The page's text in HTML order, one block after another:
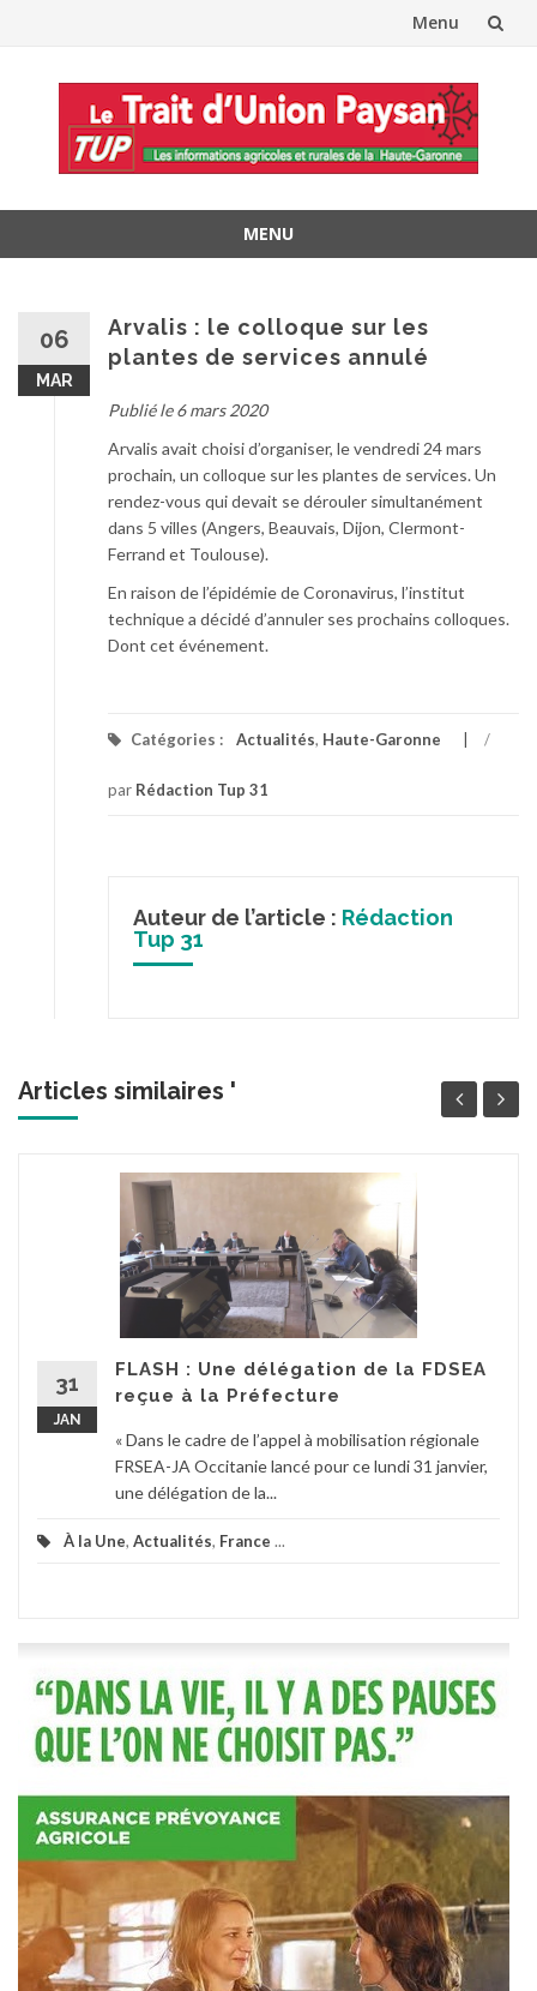
Menu
contenu
MENU
06
MAR
Arvalis : le colloque sur les
plantes de services annulé
Publié le 6 mars 2020
Arvalis avait choisi d’organiser, le vendredi 24 mars
prochain, un colloque sur les plantes de services. Un
rendez-vous qui devait se dérouler simultanément
dans 5 villes (Angers, Beauvais, Dijon, Clermont-
Ferrand et Toulouse).
En raison de l’épidémie de Coronavirus, l’institut
technique a décidé d’annuler ses prochains colloques.
Dont cet événement.
Catégories : Actualités, Haute-Garonne /
par Rédaction Tup 31
Auteur de l’article : Rédaction
Tup 31
Articles similaires '
31
JAN
FLASH : Une délégation de la FDSEA
reçue à la Préfecture
« Dans le cadre de l’appel à mobilisation régionale
FRSEA-JA Occitanie lancé pour ce lundi 31 janvier,
une délégation de la...
À la Une, Actualités, France ...